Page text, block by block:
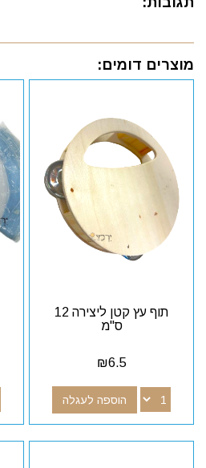
מוצרים דומים:
תוף עץ קטן ליצירה 12
ס"מ
₪6.5
הוספה לעגלה